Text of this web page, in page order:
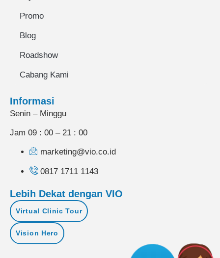
Promo
Blog
Roadshow
Cabang Kami
Informasi
Senin – Minggu
Jam 09 : 00 – 21 : 00
marketing@vio.co.id
0817 1711 1143
Lebih Dekat dengan VIO
Virtual Clinic Tour
Vision Hero